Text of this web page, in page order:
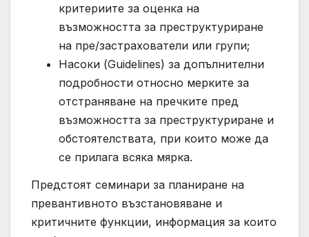
критериите за оценка на
възможността за преструктуриране
на пре/застрахователи или групи;
Насоки (Guidelines) за допълнителни
подробности относно мерките за
отстраняване на пречките пред
възможността за преструктуриране и
обстоятелствата, при които може да
се прилага всяка мярка.
Предстоят семинари за планиране на
превантивното възстановяване и
критичните функции, информация за които